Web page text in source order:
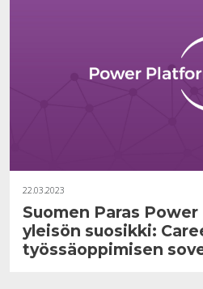
22.03.2023
Suomen Paras
yleisön suosikki:
työssäoppimisen